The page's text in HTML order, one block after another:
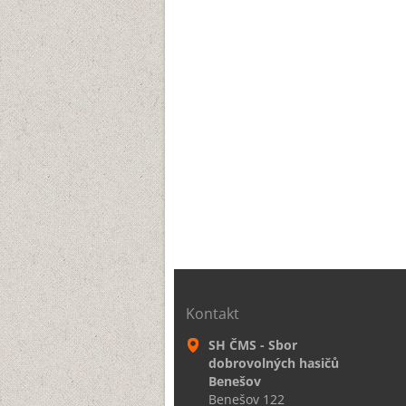
Kontakt
SH ČMS - Sbor
dobrovolných hasičů
Benešov
Benešov 122